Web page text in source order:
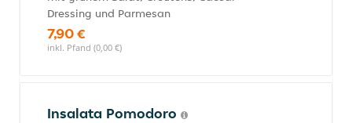
Dressing und Parmesan
7,90 €
inkl. Pfand (0,00 €)
Insalata Pomodoro